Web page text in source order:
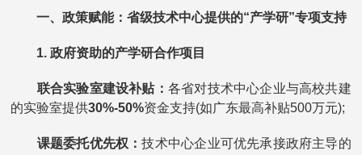
一、政策赋能：省级技术中心提供的“产学研”专项支持
1. 政府资助的产学研合作项目
联合实验室建设补贴： 各省对技术中心企业与高校共建
的实验室提供30%-50%资金支持(如广东最高补贴500万元);
课题委托优先权：技术中心企业可优先承接政府主导的